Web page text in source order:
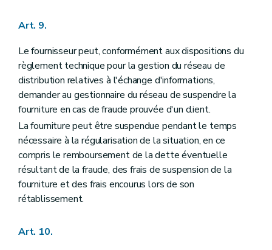
Art. 9.
Le fournisseur peut, conformément aux dispositions du
règlement technique pour la gestion du réseau de
distribution relatives à l'échange d'informations,
demander au gestionnaire du réseau de suspendre la
fourniture en cas de fraude prouvée d'un client.
La fourniture peut être suspendue pendant le temps
nécessaire à la régularisation de la situation, en ce
compris le remboursement de la dette éventuelle
résultant de la fraude, des frais de suspension de la
fourniture et des frais encourus lors de son
rétablissement.
Art. 10.